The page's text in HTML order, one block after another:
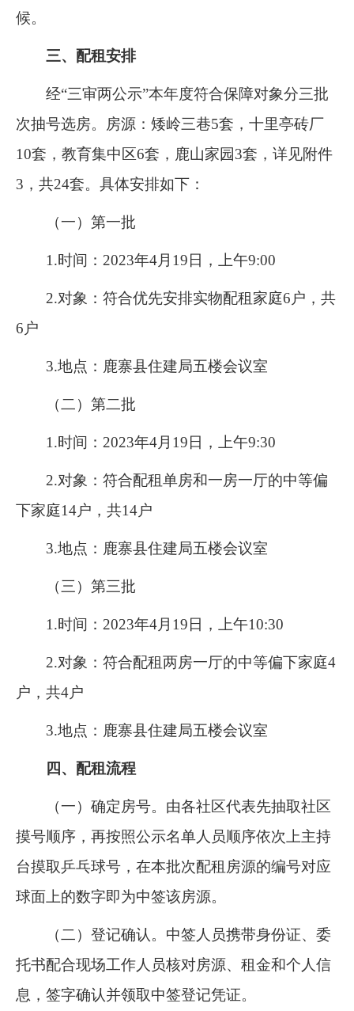
候。
三、配租安排
经“三审两公示”本年度符合保障对象分三批
次抽号选房。房源：矮岭三巷5套，十里亭砖厂
10套，教育集中区6套， 鹿山家园3套，详见附件
3 ，共24套。具体安排如下：
（一）第一批
1.时间： 2023年4月 19 日，上午9:00
2.对象：符合优先安排实物配租 家庭6户，共
6户
3.地点：鹿寨县住建局五楼会议室
（二）第二批
1.时间： 2023年4月 19 日，上午9:30
2.对象：符合配租单房和一房一厅的中等偏
下家庭14户 ，共14户
3.地点：鹿寨县住建局五楼会议室
（三）第三批
1.时间： 2023年4月 19 日， 上午10:30
2.对象：符合配租两房一厅的中等偏下家庭4
户，共4户
3.地点：鹿寨县住建局五楼会议室
四、配租流程
（一）确定房号。由各社区代表先抽取社区
摸号顺序，再按照公示名单人员顺序依次上主持
台摸取乒乓球号，在本批次配租房源的编号对应
球面上的数字即为中签该房源。
（二）登记确认。中签人员携带身份证、委
托书配合现场工作人员核对房源、租金和个人信
息，签字确认并领取中签登记凭证。